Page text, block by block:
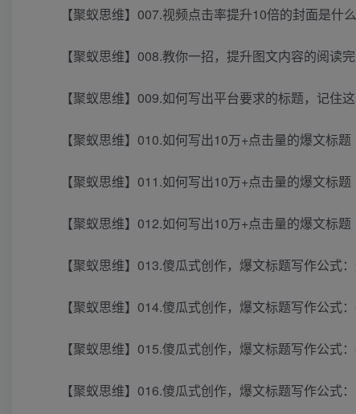
【聚蚁思维】007.视频点击率提升10倍的封面是什
【聚蚁思维】008.教你一招，提升图文内容的阅读
【聚蚁思维】009.如何写出平台要求的标题，记住
【聚蚁思维】010.如何写出10万+点击量的爆文标题
【聚蚁思维】011.如何写出10万+点击量的爆文标题
【聚蚁思维】012.如何写出10万+点击量的爆文标题
【聚蚁思维】013.傻瓜式创作，爆文标题写作公式
【聚蚁思维】014.傻瓜式创作，爆文标题写作公式：
【聚蚁思维】015.傻瓜式创作，爆文标题写作公式：
【聚蚁思维】016.傻瓜式创作，爆文标题写作公式